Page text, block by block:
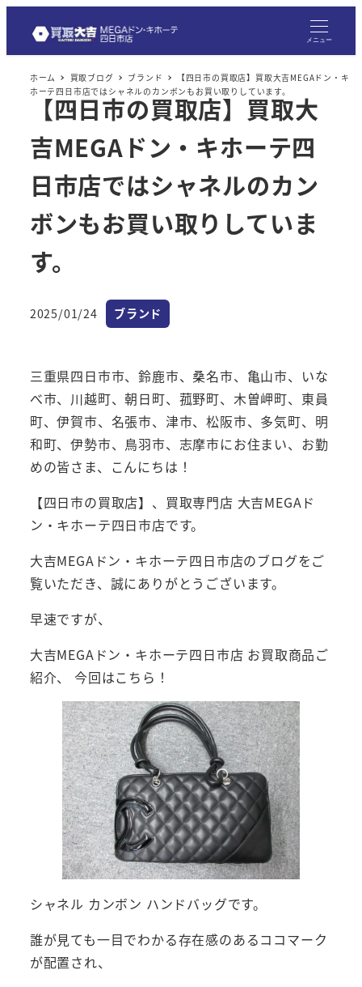
メニュー
ホーム 買取ブログ ブランド
【四日市の買取店】買取大吉MEGAドン・キ
ホーテ四日市店ではシャネルのカンボンもお買い取りしています。
【四日市の買取店】買取大
吉MEGAドン・キホーテ四
日市店ではシャネルのカン
ボンもお買い取りしていま
す。
投稿日
2025/01/24 カテゴリー
ブランド
三重県四日市市、鈴鹿市、桑名市、亀山市、いな
べ市、川越町、朝日町、菰野町、木曽岬町、東員
町、伊賀市、名張市、津市、松阪市、多気町、明
和町、伊勢市、鳥羽市、志摩市にお住まい、お勤
めの皆さま、こんにちは！
【四日市の買取店】、買取専門店 大吉MEGAド
ン・キホーテ四日市店です。
大吉MEGAドン・キホーテ四日市店のブログをご
覧いただき、誠にありがとうございます。
早速ですが、
大吉MEGAドン・キホーテ四日市店 お買取商品ご
紹介、 今回はこちら！
シャネル カンボン ハンドバッグです。
誰が見ても一目でわかる存在感のあるココマーク
が配置され、